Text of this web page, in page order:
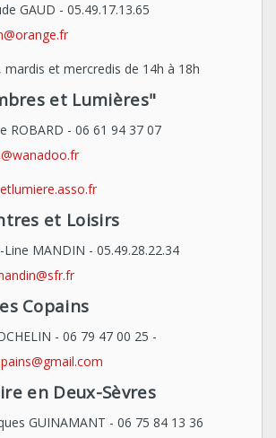
GAUD - 05.49.17.13.65
mardis et mercredis de 14h à 18h
et Lumières"
ROBARD - 06 61 94 37 07
et Loisirs
MANDIN - 05.49.28.22.34
Copains
- 06 79 47 00 25 -
en Deux-Sèvres
GUINAMANT - 06 75 84 13 36